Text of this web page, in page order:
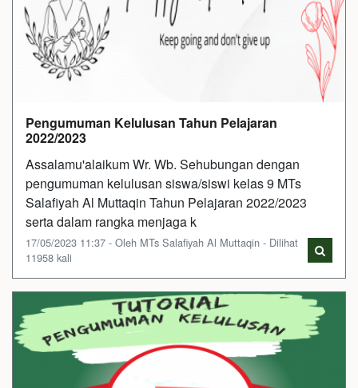
Pengumuman Kelulusan Tahun Pelajaran
2022/2023
Assalamu'alaikum Wr. Wb. Sehubungan dengan
pengumuman kelulusan siswa/siswi kelas 9 MTs
Salafiyah Al Muttaqin Tahun Pelajaran 2022/2023
serta dalam rangka menjaga k
17/05/2023 11:37 - Oleh MTs Salafiyah Al Muttaqin - Dilihat
11958 kali